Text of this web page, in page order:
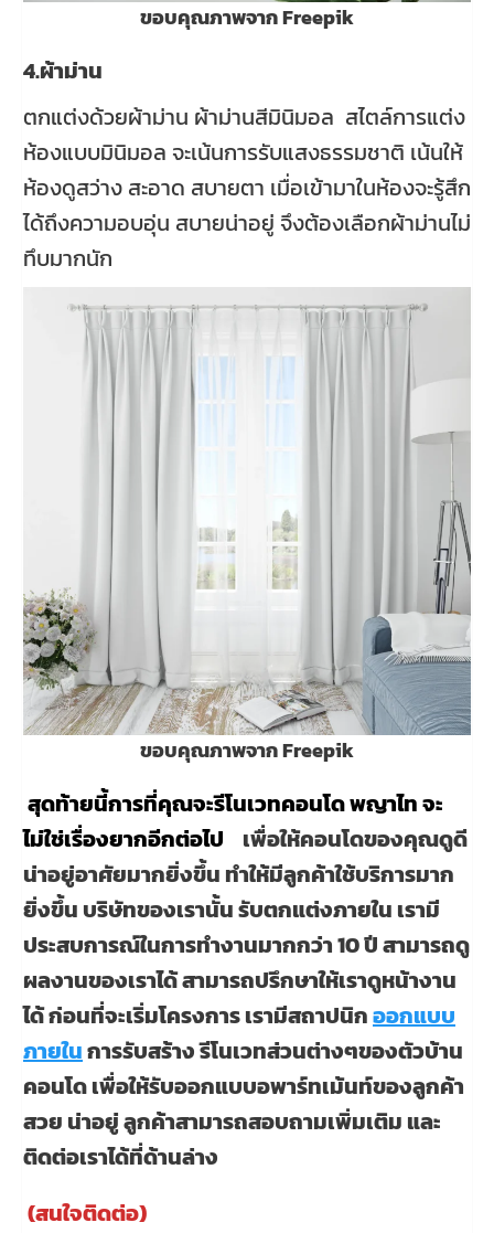
ขอบคุณภาพจาก Freepik
4.ผ้าม่าน
ตกแต่งด้วยผ้าม่าน ผ้าม่านสีมินิมอล สไตล์การแต่ง
ห้องแบบมินิมอล จะเน้นการรับแสงธรรมชาติ เน้นให้
ห้องดูสว่าง สะอาด สบายตา เมื่อเข้ามาในห้องจะรู้สึก
ได้ถึงความอบอุ่น สบายน่าอยู่ จึงต้องเลือกผ้าม่านไม่
ทึบมากนัก
ขอบคุณภาพจาก Freepik
สุดท้ายนี้การที่คุณจะรีโนเวทคอนโด พญาไท จะ
ไม่ใช่เรื่องยากอีกต่อไป
เพื่อให้คอนโดของคุณดูดี
น่าอยู่อาศัยมากยิ่งขึ้น ทำให้มีลูกค้าใช้บริการมาก
ยิ่งขึ้น บริษัทของเรานั้น รับตกแต่งภายใน เรามี
ประสบการณ์ในการทำงานมากกว่า 10 ปี สามารถดู
ผลงานของเราได้ สามารถปรึกษาให้เราดูหน้างาน
ได้ ก่อนที่จะเริ่มโครงการ เรามีสถาปนิกออกแบบ
ภายในการรับสร้าง รีโนเวทส่วนต่างๆของตัวบ้าน
คอนโด เพื่อให้รับออกแบบอพาร์ทเม้นท์ของลูกค้า
สวย น่าอยู่ ลูกค้าสามารถสอบถามเพิ่มเติม และ
ติดต่อเราได้ที่ด้านล่าง
(สนใจติดต่อ)